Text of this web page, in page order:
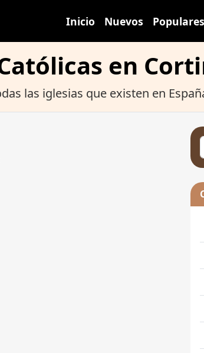
Inicio Nuevos Populares
en
las iglesias que existen en